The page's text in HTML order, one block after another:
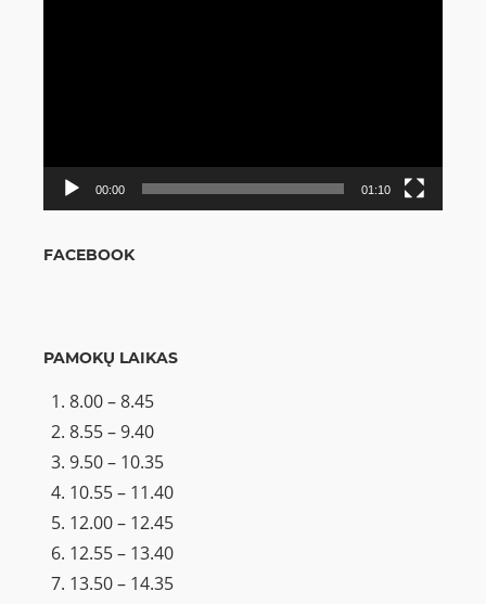
00:00 01:10
FACEBOOK
PAMOKŲ LAIKAS
8.00 – 8.45
8.55 – 9.40
9.50 – 10.35
10.55 – 11.40
12.00 – 12.45
12.55 – 13.40
13.50 – 14.35